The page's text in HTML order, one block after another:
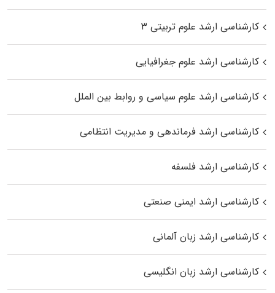
کارشناسی ارشد علوم تربیتی ۳
کارشناسی ارشد علوم جغرافیایی
کارشناسی ارشد علوم سیاسی و روابط بین الملل
کارشناسی ارشد فرماندهی و مدیریت انتظامی
کارشناسی ارشد فلسفه
کارشناسی ارشد ایمنی صنعتی
کارشناسی ارشد زبان آلمانی
کارشناسی ارشد زبان انگلیسی